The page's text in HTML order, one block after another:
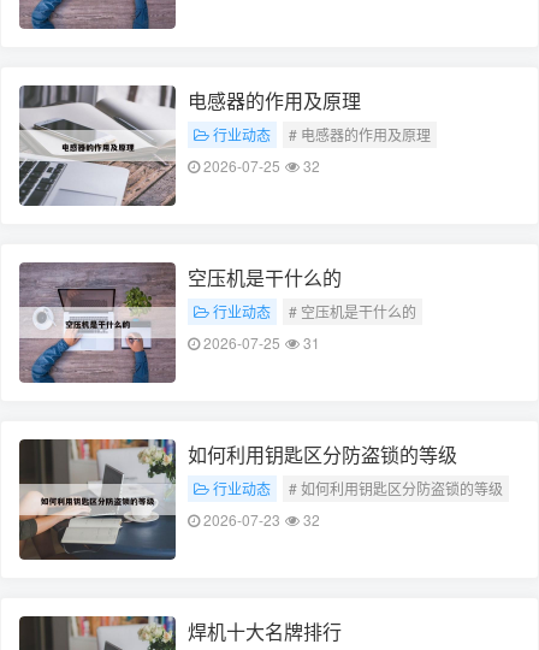
电感器的作用及原理
行业动态
# 电感器的作用及原理
2026-07-25
32
空压机是干什么的
行业动态
# 空压机是干什么的
2026-07-25
31
如何利用钥匙区分防盗锁的等级
行业动态
# 如何利用钥匙区分防盗锁的等级
2026-07-23
32
焊机十大名牌排行